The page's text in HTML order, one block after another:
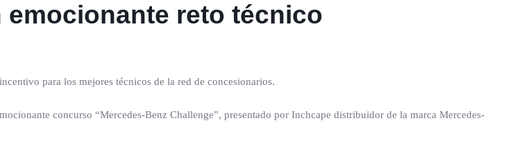
emocionante reto técnico
para los mejores técnicos de la red de concesionarios.
concurso “Mercedes-Benz Challenge”, presentado por Inchcape distribuidor de la marca Mercedes-